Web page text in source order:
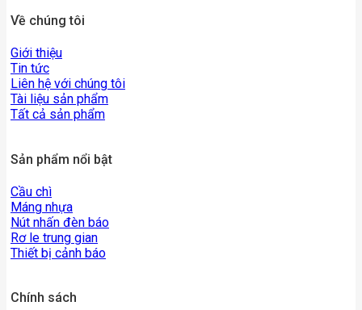
Về chúng tôi
Giới thiệu
Tin tức
Liên hệ với chúng tôi
Tài liệu sản phẩm
Tất cả sản phẩm
Sản phẩm nổi bật
Cầu chì
Máng nhựa
Nút nhấn đèn báo
Rơ le trung gian
Thiết bị cảnh báo
Chính sách